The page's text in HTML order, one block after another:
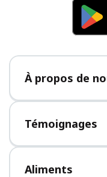
À propos de
À propos de nous
Postes
Presse
Témoignages
Tous les
Aliments